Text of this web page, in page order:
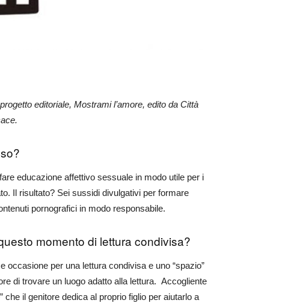
editoriale, Mostrami l’amore, edito da Città
educazione affettivo sessuale in modo utile per i
Il risultato? Sei sussidi divulgativi per formare
pornografici in modo responsabile.
momento di lettura condivisa?
occasione per una lettura condivisa e uno “spazio”
di trovare un luogo adatto alla lettura. Accogliente
il genitore dedica al proprio figlio per aiutarlo a